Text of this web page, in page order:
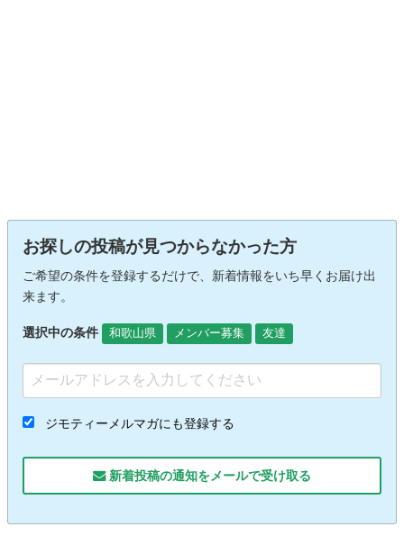
お探しの投稿が見つからなかった方
ご希望の条件を登録するだけで、新着情報をいち早くお届け出
来ます。
選択中の条件 和歌山県 メンバー募集 友達
ジモティーメルマガにも登録する
新着投稿の通知をメールで受け取る